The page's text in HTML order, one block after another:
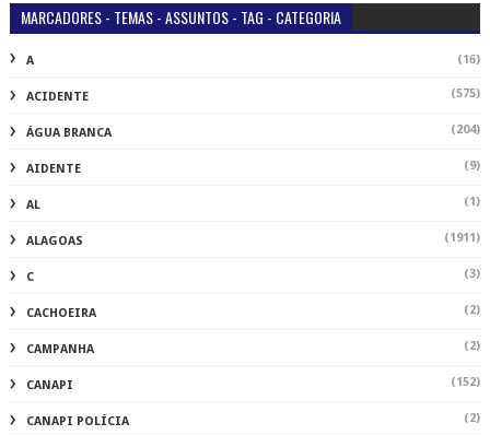
MARCADORES - TEMAS - ASSUNTOS - TAG - CATEGORIA
A (16)
ACIDENTE (575)
ÁGUA BRANCA (204)
AIDENTE (9)
AL (1)
ALAGOAS (1911)
C (3)
CACHOEIRA (2)
CAMPANHA (2)
CANAPI (152)
CANAPI POLÍCIA (2)